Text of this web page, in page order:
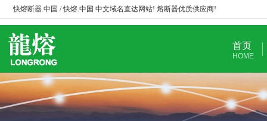
快熔断器.中国 / 快熔.中国 中文域名直达网站! 熔断器优质供应商!
首页
HOME